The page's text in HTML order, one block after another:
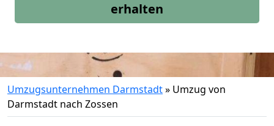
erhalten
Umzugsunternehmen Darmstadt» Umzug von
Darmstadt nach Zossen